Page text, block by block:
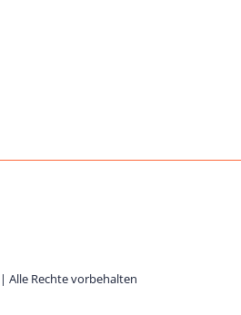
Alle Rechte vorbehalten